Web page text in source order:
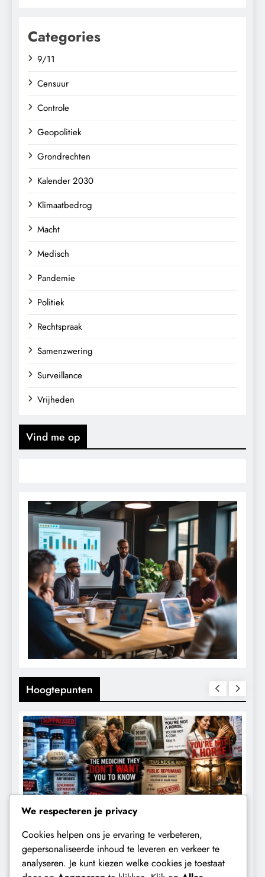
Categories
9/11
Censuur
Controle
Geopolitiek
Grondrechten
Kalender 2030
Klimaatbedrog
Macht
Medisch
Pandemie
Politiek
Rechtspraak
Samenzwering
Surveillance
Vrijheden
Vind me op
Hoogtepunten
CENSUUR CONTROLE
De medicatie die volgens sommige
We respecteren je privacy
Cookies helpen ons je ervaring te verbeteren,
gepersonaliseerde inhoud te leveren en verkeer te
analyseren. Je kunt kiezen welke cookies je toestaat